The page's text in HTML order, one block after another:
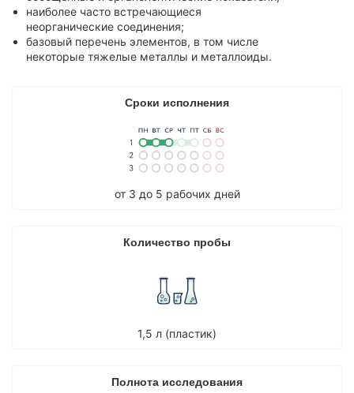
Элементный состав
Полициклические ароматические углеводороды (ПАУ)
Гранулометрический состав взвешенных частиц в воде
Индивидуальный набор показателей
Агрохимический анализ почвы
Агрохимический анализ почвы для сельскохозяйственных
Агрохимический анализ почвы для частных лиц
(рекомендации FAO)
Анализ почвы на засоление
Анализ удобрений
наиболее часто встречающиеся
неорганические соединения;
базовый перечень элементов, в том числе
некоторые тяжелые металлы и металлоиды.
Сроки исполнения
от 3 до 5 рабочих дней
Количество пробы
1,5 л (пластик)
Полнота исследования